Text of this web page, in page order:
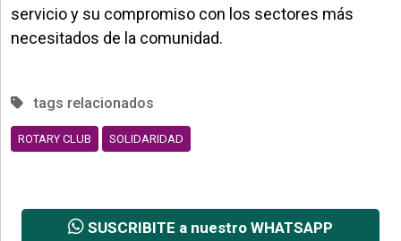
servicio y su compromiso con los sectores más
necesitados de la comunidad.
tags relacionados
ROTARY CLUB SOLIDARIDAD
SUSCRIBITE a nuestro WHATSAPP